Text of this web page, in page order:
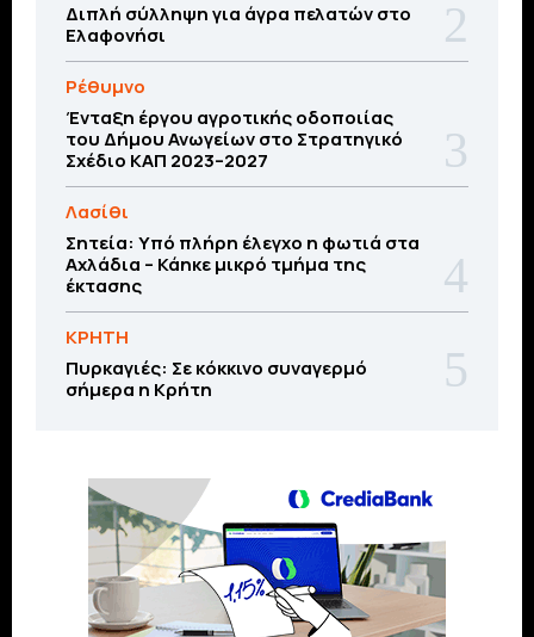
Διπλή σύλληψη για άγρα πελατών στο
Ελαφονήσι
Ρέθυμνο
Ένταξη έργου αγροτικής οδοποιίας
του Δήμου Ανωγείων στο Στρατηγικό
Σχέδιο ΚΑΠ 2023–2027
Λασίθι
Σητεία: Υπό πλήρη έλεγχο η φωτιά στα
Αχλάδια – Κάηκε μικρό τμήμα της
έκτασης
ΚΡΗΤΗ
Πυρκαγιές: Σε κόκκινο συναγερμό
σήμερα η Κρήτη